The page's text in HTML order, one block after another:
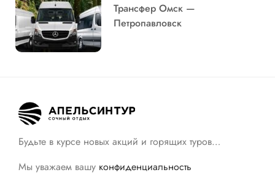
Трансфер Омск —
Петропавловск
Будьте в курсе новых акций и горящих туров…
Мы уважаем вашу конфиденциальность